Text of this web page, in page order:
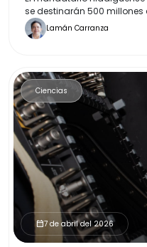
se destinarán 500
Lamán Carranza
Ciencias
calendar_month7 de abril del 2026